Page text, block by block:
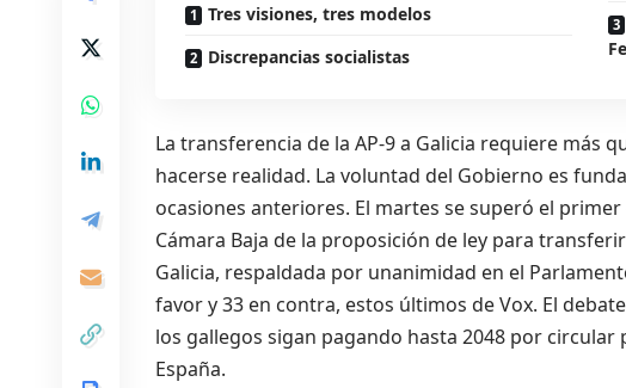
Tres visiones, tres modelos
Discrepancias socialistas
La transferencia de la AP-9 a Galicia requiere más
hacerse realidad. La voluntad del Gobierno es
ocasiones anteriores. El martes se superó el
Cámara Baja de la proposición de ley para
Galicia, respaldada por unanimidad en el
favor y 33 en contra, estos últimos de Vox. El
los gallegos sigan pagando hasta 2048 por
España.